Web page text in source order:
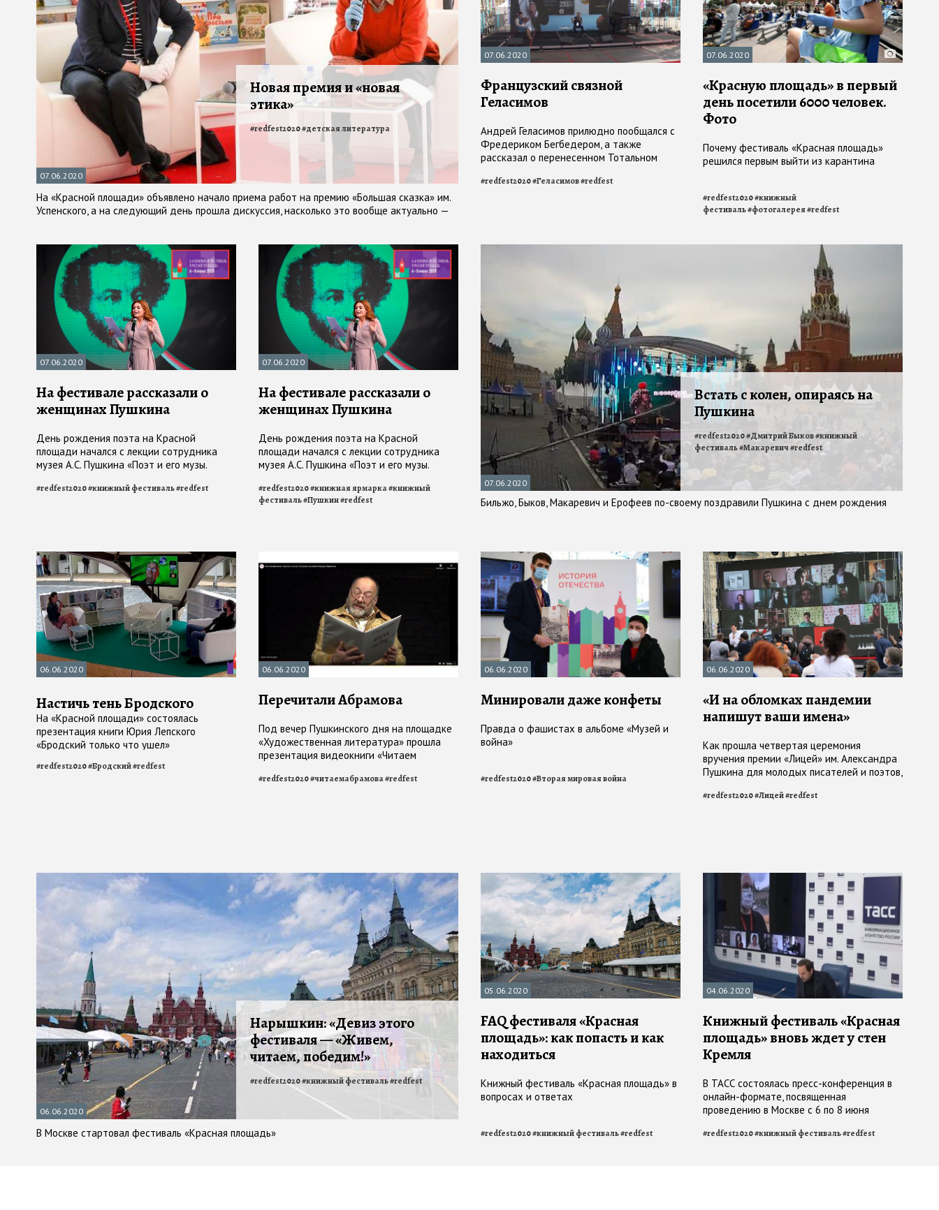
07.06.2020
Новая премия и «новая
этика»
На «Красной площади» объявлено начало приема работ на премию «Большая сказка» им.
Успенского, а на следующий день прошла дискуссия, насколько это вообще актуально —
#redfest2020#детская литература
07.06.2020
Французский связной
Геласимов
Андрей Геласимов прилюдно пообщался с
Фредериком Бегбедером, а также
рассказал о перенесенном Тотальном
«Городец»
#redfest2020#Геласимов#redfest
07.06.2020
«Красную площадь» в первый
день посетили 6000 человек.
Фото
Почему фестиваль «Красная площадь»
решился первым выйти из карантина
#redfest2020#книжный
фестиваль#фотогалерея#redfest
07.06.2020
На фестивале рассказали о
женщинах Пушкина
День рождения поэта на Красной
площади начался с лекции сотрудника
музея А.С. Пушкина «Поэт и его музы.
#redfest2020#книжный фестиваль#redfest
07.06.2020
На фестивале рассказали о
женщинах Пушкина
День рождения поэта на Красной
площади начался с лекции сотрудника
музея А.С. Пушкина «Поэт и его музы.
#redfest2020#книжная ярмарка#книжный
фестиваль#Пушкин#redfest
07.06.2020
Встать с колен, опираясь на
Пушкина
Бильжо, Быков, Макаревич и Ерофеев по-своему поздравили Пушкина с днем рождения
#redfest2020#Дмитрий Быков#книжный
фестиваль#Макаревич#redfest
06.06.2020
Настичь тень Бродского
На «Красной площади» состоялась
презентация книги Юрия Лепского
«Бродский только что ушел»
#redfest2020#Бродский#redfest
06.06.2020
Перечитали Абрамова
Под вечер Пушкинского дня на площадке
«Художественная литература» прошла
презентация видеокниги «Читаем
столетию великого русского писателя XX
#redfest2020#читаемабрамова#redfest
06.06.2020
Минировали даже конфеты
Правда о фашистах в альбоме «Музей и
война»
#redfest2020#Вторая мировая война
06.06.2020
«И на обломках пандемии
напишут ваши имена»
Как прошла четвертая церемония
вручения премии «Лицей» им. Александра
Пушкина для молодых писателей и поэтов,
онлайн-форматы
#redfest2020#Лицей#redfest
06.06.2020
Нарышкин: «Девиз этого
фестиваля — «Живем,
читаем, победим!»
В Москве стартовал фестиваль «Красная площадь»
#redfest2020#книжный фестиваль#redfest
05.06.2020
FAQ фестиваля «Красная
площадь»: как попасть и как
находиться
Книжный фестиваль «Красная площадь» в
вопросах и ответах
#redfest2020#книжный фестиваль#redfest
04.06.2020
Книжный фестиваль «Красная
площадь» вновь ждет у стен
Кремля
В ТАСС состоялась пресс-конференция в
онлайн-формате, посвященная
проведению в Москве с 6 по 8 июня
площадь»
#redfest2020#книжный фестиваль#redfest